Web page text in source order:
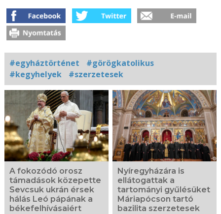
#egyháztörténet
#görögkatolikus
#kegyhelyek
#szerzetesek
Kapcsolódó
fotógaléria
A fokozódó orosz
támadások közepette
Sevcsuk ukrán érsek
hálás Leó pápának a
békefelhívásaiért
Nyíregyházára is
ellátogattak a
tartományi gyűlésüket
Máriapócson tartó
bazilita szerzetesek